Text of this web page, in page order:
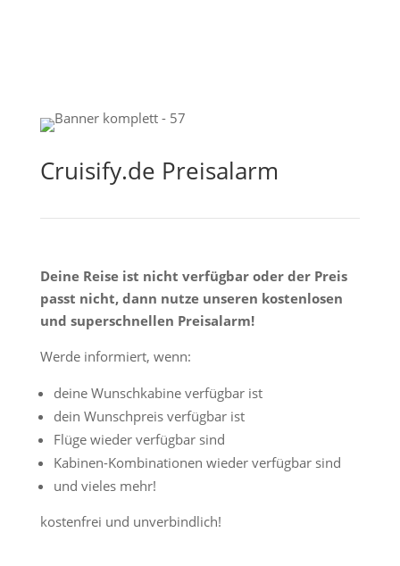
Cruisify.de Preisalarm
Deine Reise ist nicht verfügbar oder der Preis
passt nicht, dann nutze unseren kostenlosen
und superschnellen Preisalarm!
Werde informiert, wenn:
deine Wunschkabine verfügbar ist
dein Wunschpreis verfügbar ist
Flüge wieder verfügbar sind
Kabinen-Kombinationen wieder verfügbar sind
und vieles mehr!
kostenfrei und unverbindlich!